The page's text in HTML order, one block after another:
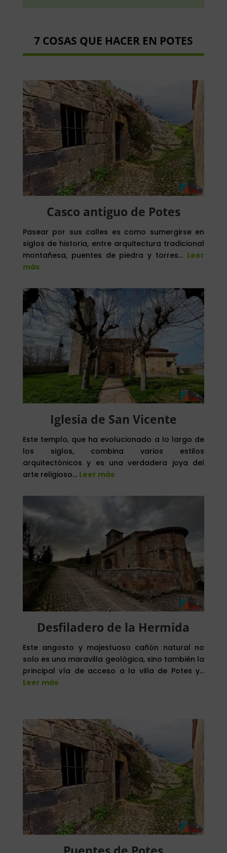
7 COSAS QUE HACER EN POTES
Casco antiguo de Potes
Pasear por sus calles es como sumergirse en
siglos de historia, entre arquitectura tradicional
montañesa, puentes de piedra y torres… Leer
más
Iglesia de San Vicente
Este templo, que ha evolucionado a lo largo de
los siglos, combina varios estilos
arquitectónicos y es una verdadera joya del
arte religioso… Leer más
Desfiladero de la Hermida
Este angosto y majestuoso cañón natural no
solo es una maravilla geológica, sino también la
principal vía de acceso a la villa de Potes y…
Leer más